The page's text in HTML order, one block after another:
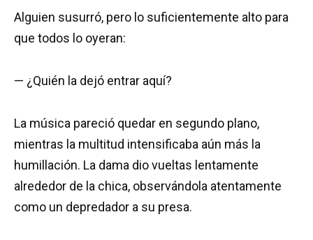
Alguien susurró, pero lo suficientemente alto para
que todos lo oyeran:
— ¿Quién la dejó entrar aquí?
La música pareció quedar en segundo plano,
mientras la multitud intensificaba aún más la
humillación. La dama dio vueltas lentamente
alrededor de la chica, observándola atentamente
como un depredador a su presa.